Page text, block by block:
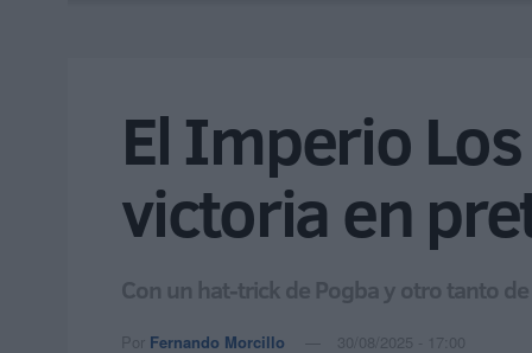
El Imperio
victoria en
Con un hat-trick de Pogba y otro tanto
Por Fernando Morcillo 30/08/2025 - 17:00